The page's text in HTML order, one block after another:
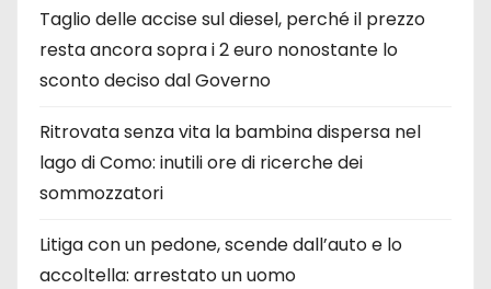
Taglio delle accise sul diesel, perché il prezzo
resta ancora sopra i 2 euro nonostante lo
sconto deciso dal Governo
Ritrovata senza vita la bambina dispersa nel
lago di Como: inutili ore di ricerche dei
sommozzatori
Litiga con un pedone, scende dall’auto e lo
accoltella: arrestato un uomo